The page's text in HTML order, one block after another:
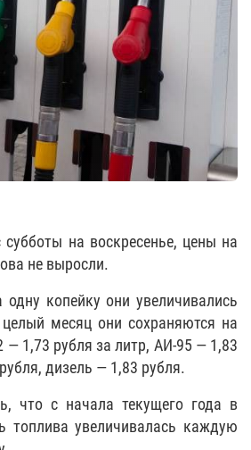
на воскресенье, цены на
не выросли.
копейку они увеличивались
месяц они сохраняются на
— 1,73 рубля за литр, АИ-95 — 1,83
дизель — 1,83 рубля.
что с начала текущего года в
топлива увеличивалась каждую